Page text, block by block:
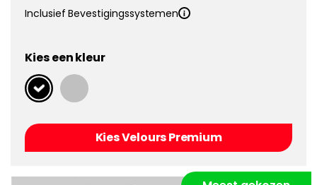
Inclusief Bevestigingssystemen
Kies een kleur
Kies Velours Premium